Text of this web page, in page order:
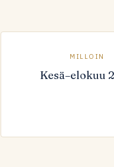
MILLOIN
Kesä–elokuu